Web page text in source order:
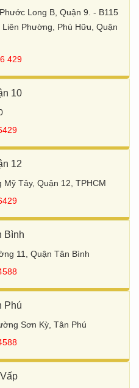
Long B, Quận 9. - B115
Phường, Phú Hữu, Quận
429
10
12
Mỹ Tây, Quận 12, TPHCM
Bình
11, Quận Tân Bình
Phú
Sơn Kỳ, Tân Phú